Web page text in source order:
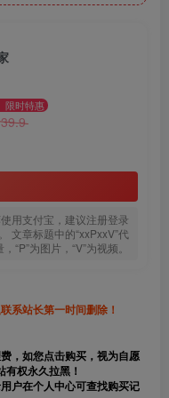
限时特惠
39.9
用支付宝，建议注册登录
文章标题中的“xxPxxV”代
“P”为图片，“V”为视频。
系站长第一时间删除！
，如您点击购买，视为自愿
权永久拉黑！
户在个人中心可查找购买记